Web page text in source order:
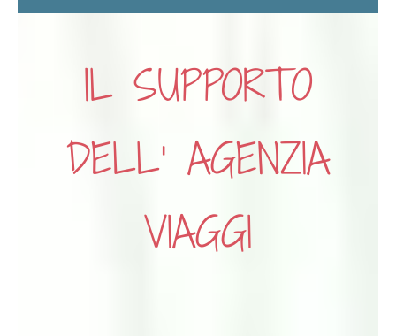
IL SUPPORTO
DELL’ AGENZIA
VIAGGI